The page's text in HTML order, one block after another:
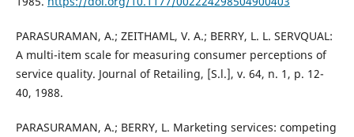
PARASURAMAN, A.; ZEITHAML, V. A.; BERRY, L. L. SERVQUAL:
A multi-item scale for measuring consumer perceptions of
service quality. Journal of Retailing, [S.l.], v. 64, n. 1, p. 12-
40, 1988.
PARASURAMAN, A.; BERRY, L. Marketing services: competing